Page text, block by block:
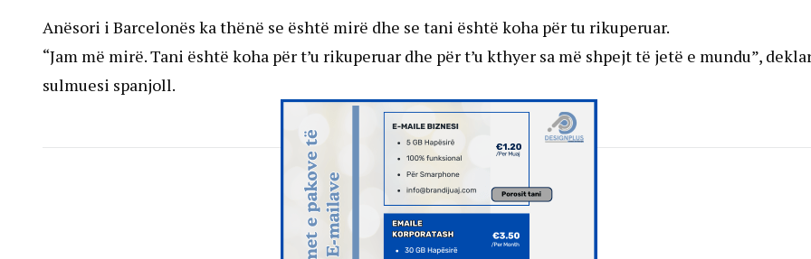
Anësori i Barcelonës ka thënë se është mirë dhe se tani është koha për tu rikuperuar.
“Jam më mirë. Tani është koha për t’u rikuperuar dhe për t’u kthyer sa më shpejt të jetë e mundu”,
sulmuesi spanjoll.